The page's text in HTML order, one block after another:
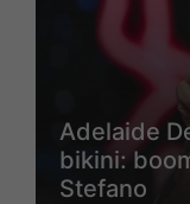
Adelaide
bikini:
Stefano